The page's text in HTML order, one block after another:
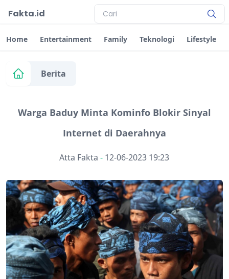
Fakta.id
Home Entertainment Family Teknologi Lifestyle
Berita
Warga Baduy Minta Kominfo Blokir Sinyal
Internet di Daerahnya
Atta Fakta - 12-06-2023 19:23